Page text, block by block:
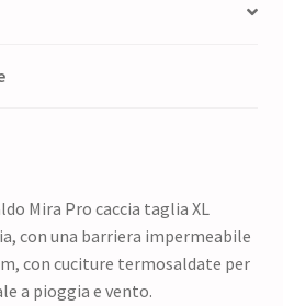
Mira Pro caccia taglia XL
con una barriera impermeabile
con cuciture termosaldate per
a pioggia e vento.